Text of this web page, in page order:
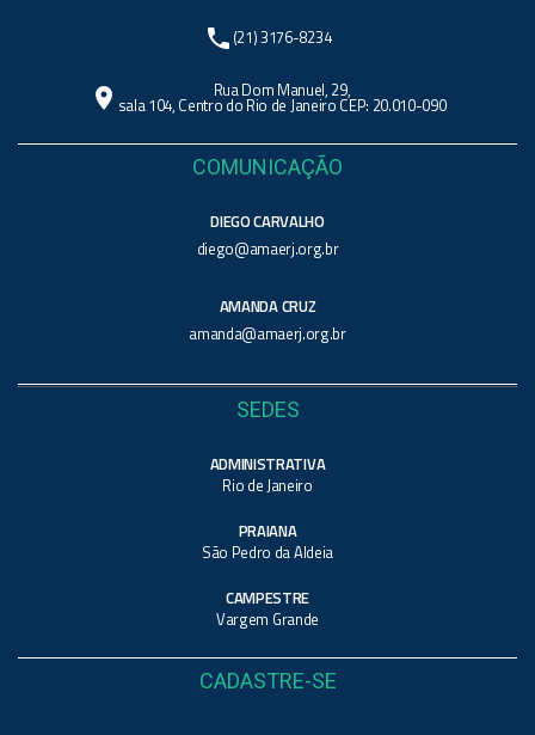
phone (21) 3176-8234
location_on Rua Dom Manuel, 29,
sala 104, Centro do Rio de Janeiro CEP: 20.010-090
COMUNICAÇÃO
DIEGO CARVALHO
diego@amaerj.org.br
AMANDA CRUZ
amanda@amaerj.org.br
SEDES
ADMINISTRATIVA
Rio de Janeiro
PRAIANA
São Pedro da Aldeia
CAMPESTRE
Vargem Grande
CADASTRE-SE